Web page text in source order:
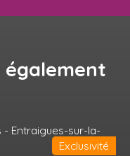
également
Exclusivité